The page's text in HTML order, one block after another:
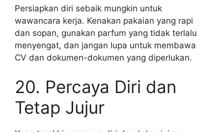
Persiapkan diri sebaik mungkin untuk
wawancara kerja. Kenakan pakaian yang rapi
dan sopan, gunakan parfum yang tidak terlalu
menyengat, dan jangan lupa untuk membawa
CV dan dokumen-dokumen yang diperlukan.
20. Percaya Diri dan
Tetap Jujur